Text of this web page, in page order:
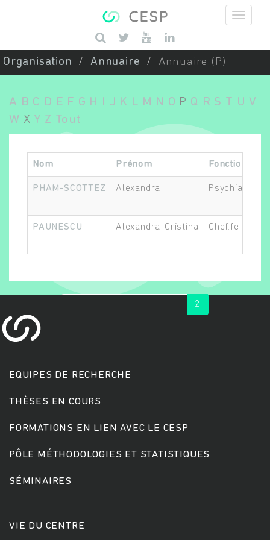
Saisissez vos mots-clés
Organisation Annuaire Annuaire (P)
A B C D E F G H J K L M N O P Q R S T U V
W X Y Z Tout
Nom Prénom Fonction
PHAM-SCOTTEZ Alexandra Psychiatre
PAUNESCU Alexandra-Cristina Chef.fe de
2
EQUIPES DE RECHERCHE
THÈSES EN COURS
FORMATIONS EN LIEN AVEC LE CESP
PÔLE MÉTHODOLOGIES ET STATISTIQUES
SÉMINAIRES
VIE DU CENTRE